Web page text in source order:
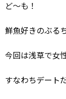
ど～も！
鮮魚好きのぶる
今回は浅草で女
すなわちデート